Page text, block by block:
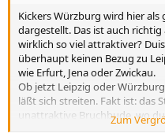
Kickers Würzburg wird hier
dargestellt. Das ist auch
wirklich so viel attraktiver?
überhaupt keinen Bezug zu
wie Erfurt, Jena oder Zwickau.
Ob jetzt Leipzig oder
läßt sich streiten. Fakt ist: das
unattraktive Bruchbude, wo
und Regen stehst.
Zum